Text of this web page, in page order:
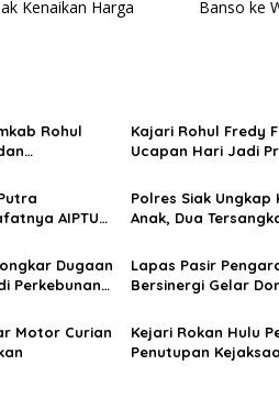
Kenaikan Harga
Banso ke
Rohul
Kajari Rohul Fredy
Ucapan Hari Jadi
AIPTU
Polres Siak
Anak, Dua
Dugaan
Perkebunan
Lapas Pasir
Bersinergi Gelar
Motor Curian
Kejari Rokan Hulu
Penutupan